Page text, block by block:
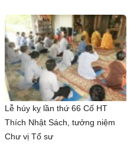
Lễ húy kỵ lần thứ 66 Cố HT
Thích Nhật Sách, tưởng niệm
Chư vị Tổ sư